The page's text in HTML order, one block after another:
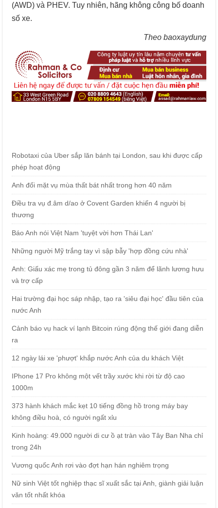
(AWD) và PHEV. Tuy nhiên, hãng không công bố doanh
số xe.
Theo baoxaydung
Robotaxi của Uber sắp lăn bánh tại London, sau khi được cấp
phép hoạt động
Anh đối mặt vụ mùa thất bát nhất trong hơn 40 năm
Điều tra vụ đ.âm d/ao ở Covent Garden khiến 4 người bị
thương
Báo Anh nói Việt Nam 'tuyệt vời hơn Thái Lan'
Những người Mỹ trắng tay vì sập bẫy 'hợp đồng cứu nhà'
Anh: Giấu xác mẹ trong tủ đông gần 3 năm để lãnh lương hưu
và trợ cấp
Hai trường đại học sáp nhập, tạo ra 'siêu đại học' đầu tiên của
nước Anh
Cảnh báo vụ hack ví lạnh Bitcoin rúng động thế giới đang diễn
ra
12 ngày lái xe 'phượt' khắp nước Anh của du khách Việt
IPhone 17 Pro không một vết trầy xước khi rời từ độ cao
1000m
373 hành khách mắc kẹt 10 tiếng đồng hồ trong máy bay
không điều hoà, có người ngất xỉu
Kinh hoàng: 49.000 người di cư ồ ạt tràn vào Tây Ban Nha chỉ
trong 24h
Vương quốc Anh rơi vào đợt hạn hán nghiêm trọng
Nữ sinh Việt tốt nghiệp thạc sĩ xuất sắc tại Anh, giành giải luận
văn tốt nhất khóa